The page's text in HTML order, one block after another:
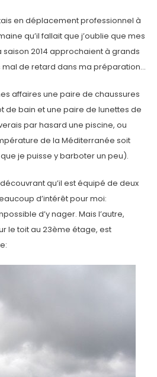
en déplacement professionnel à
qu’il fallait que j’oublie que mes
2014 approchaient à grands
mal de retard dans ma préparation…
affaires une paire de chaussures
de bain et une paire de lunettes de
par hasard une piscine, ou
de la Méditerranée soit
je puisse y barboter un peu).
qu’il est équipé de deux
d’intérêt pour moi:
d’y nager. Mais l’autre,
le toit au 23ème étage, est